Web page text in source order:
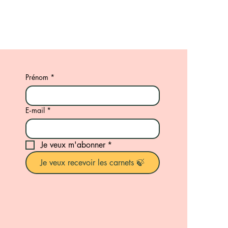
Prénom *
E‑mail *
Je veux m'abonner *
Je veux recevoir les carnets 🍃